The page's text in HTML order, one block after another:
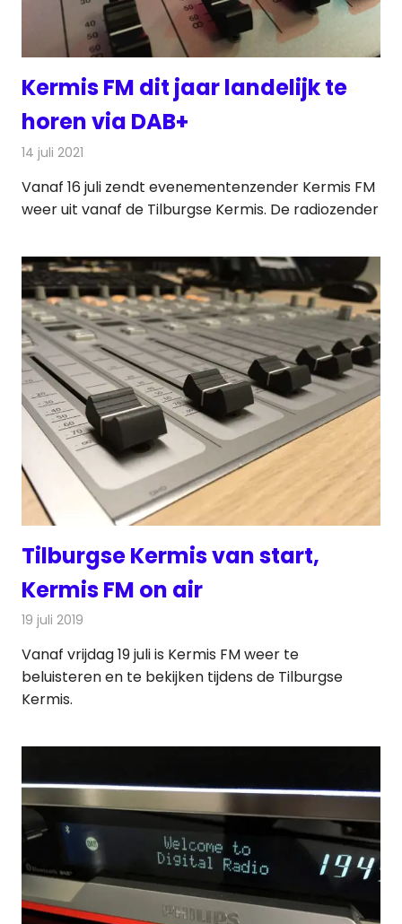
Kermis FM dit jaar landelijk te
horen via DAB+
14 juli 2021
Vanaf 16 juli zendt evenementenzender Kermis FM
weer uit vanaf de Tilburgse Kermis. De radiozender
Tilburgse Kermis van start,
Kermis FM on air
19 juli 2019
Vanaf vrijdag 19 juli is Kermis FM weer te
beluisteren en te bekijken tijdens de Tilburgse
Kermis.